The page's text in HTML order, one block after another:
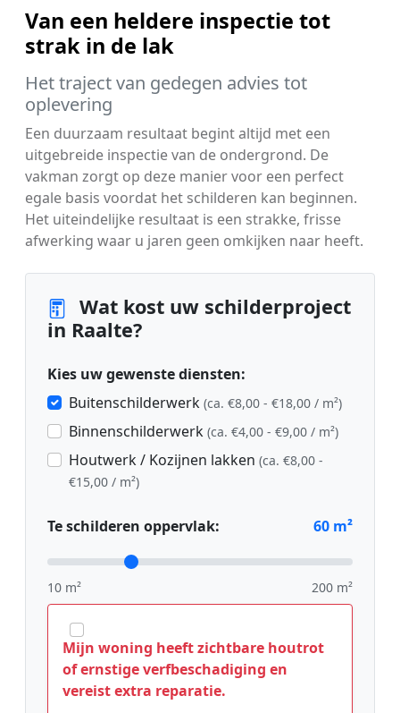
Van een heldere inspectie tot
strak in de lak
Het traject van gedegen advies tot
oplevering
Een duurzaam resultaat begint altijd met een
uitgebreide inspectie van de ondergrond. De
vakman zorgt op deze manier voor een perfect
egale basis voordat het schilderen kan beginnen.
Het uiteindelijke resultaat is een strakke, frisse
afwerking waar u jaren geen omkijken naar heeft.
Wat kost uw schilderproject
in Raalte?
Kies uw gewenste diensten:
Buitenschilderwerk (ca. €8,00 - €18,00 / m²)
Binnenschilderwerk (ca. €4,00 - €9,00 / m²)
Houtwerk / Kozijnen lakken (ca. €8,00 -
€15,00 / m²)
Te schilderen oppervlak: 60 m²
10 m² 200 m²
Mijn woning heeft zichtbare houtrot
of ernstige verfbeschadiging en
vereist extra reparatie.